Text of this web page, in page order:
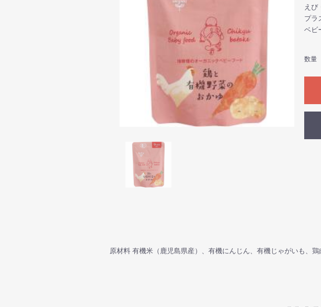
えび
プラ
ベビ
数量
原材料 有機米（鹿児島県産）、有機にんじん、有機じゃがいも、